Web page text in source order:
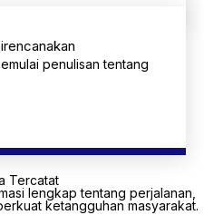
penulisan tentang
Tercatat
lengkap tentang perjalanan,
ketangguhan masyarakat.